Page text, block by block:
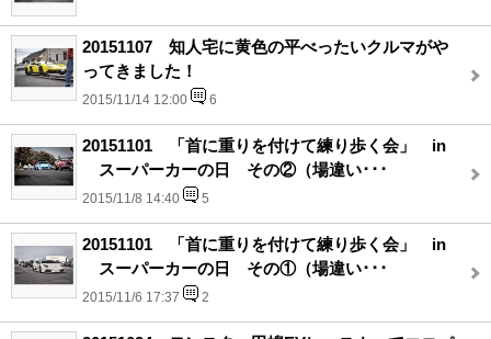
20151107 知人宅に黄色の平べったいクルマがや
ってきました！
2015/11/14 12:00 6
20151101 「首に重りを付けて練り歩く会」 in
スーパーカーの日 その②（場違い･･･
2015/11/8 14:40 5
20151101 「首に重りを付けて練り歩く会」 in
スーパーカーの日 その①（場違い･･･
2015/11/6 17:37 2